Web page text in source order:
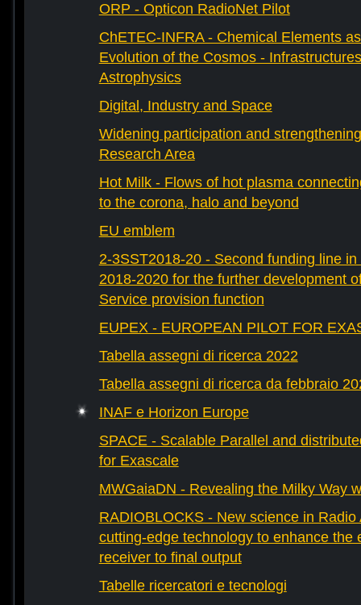
ORP - Opticon RadioNet Pilot
ChETEC-INFRA - Chemical Elements
Evolution of the Cosmos -
Astrophysics
Digital, Industry and Space
Widening participation and
Research Area
Hot Milk - Flows of hot plasma
to the corona, halo and beyond
EU emblem
2-3SST2018-20 - Second funding line
2018-2020 for the further development
Service provision function
EUPEX - EUROPEAN PILOT FOR
Tabella assegni di ricerca 2022
Tabella assegni di ricerca da febbraio
INAF e Horizon Europe
SPACE - Scalable Parallel and
for Exascale
MWGaiaDN - Revealing the Milky Way
RADIOBLOCKS - New science in
cutting-edge technology to enhance the
receiver to final output
Tabelle ricercatori e tecnologi